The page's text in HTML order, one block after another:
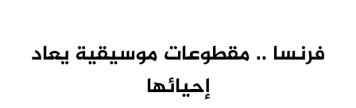
فرنسا .. مقطوعات موسيقية يعاد
إحيائها